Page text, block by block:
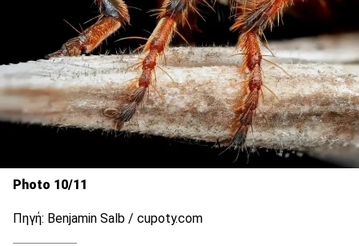
Photo 10/11
Πηγή: Benjamin Salb / cupoty.com